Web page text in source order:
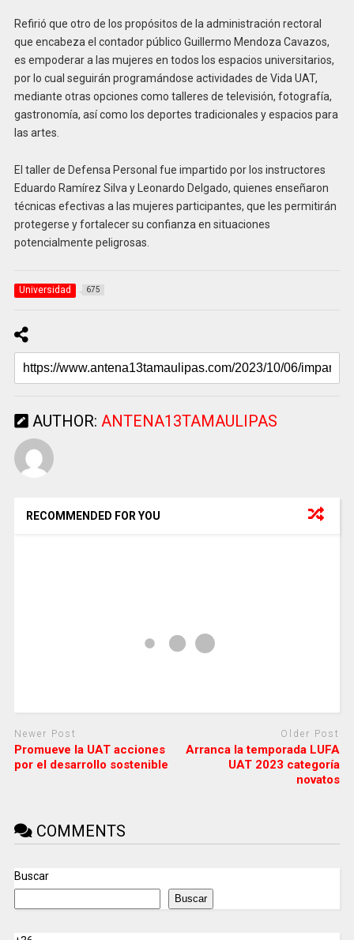
Refirió que otro de los propósitos de la administración rectoral
que encabeza el contador público Guillermo Mendoza Cavazos,
es empoderar a las mujeres en todos los espacios universitarios,
por lo cual seguirán programándose actividades de Vida UAT,
mediante otras opciones como talleres de televisión, fotografía,
gastronomía, así como los deportes tradicionales y espacios para
las artes.
El taller de Defensa Personal fue impartido por los instructores
Eduardo Ramírez Silva y Leonardo Delgado, quienes enseñaron
técnicas efectivas a las mujeres participantes, que les permitirán
protegerse y fortalecer su confianza en situaciones
potencialmente peligrosas.
Universidad 675
AUTHOR: ANTENA13TAMAULIPAS
RECOMMENDED FOR YOU
Newer Post
Promueve la UAT acciones
por el desarrollo sostenible
Older Post
Arranca la temporada LUFA
UAT 2023 categoría
novatos
COMMENTS
Buscar
Buscar